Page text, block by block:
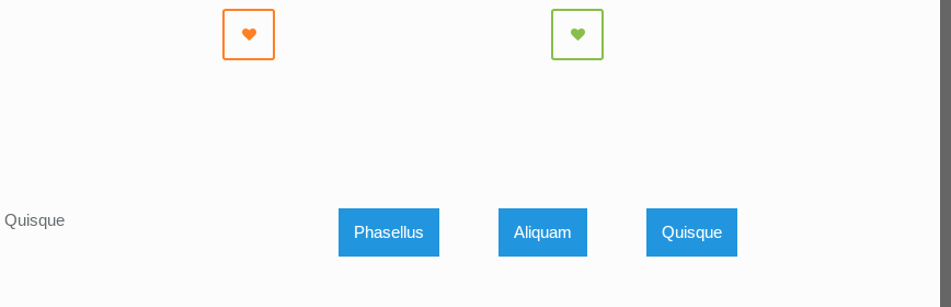
Quisque
Phasellus Aliquam Quisque